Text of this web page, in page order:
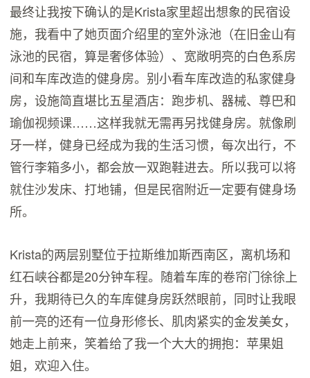
最终让我按下确认的是Krista家里超出想象的民宿设
施，我看中了她页面介绍里的室外泳池（在旧金山有
泳池的民宿，算是奢侈体验）、宽敞明亮的白色系房
间和车库改造的健身房。别小看车库改造的私家健身
房，设施简直堪比五星酒店：跑步机、器械、尊巴和
瑜伽视频课……这样我就无需再另找健身房。就像刷
牙一样，健身已经成为我的生活习惯，每次出行，不
管行李箱多小，都会放一双跑鞋进去。所以我可以将
就住沙发床、打地铺，但是民宿附近一定要有健身场
所。
Krista的两层别墅位于拉斯维加斯西南区，离机场和
红石峡谷都是20分钟车程。随着车库的卷帘门徐徐上
升，我期待已久的车库健身房跃然眼前，同时让我眼
前一亮的还有一位身形修长、肌肉紧实的金发美女，
她走上前来，笑着给了我一个大大的拥抱：苹果姐
姐，欢迎入住。